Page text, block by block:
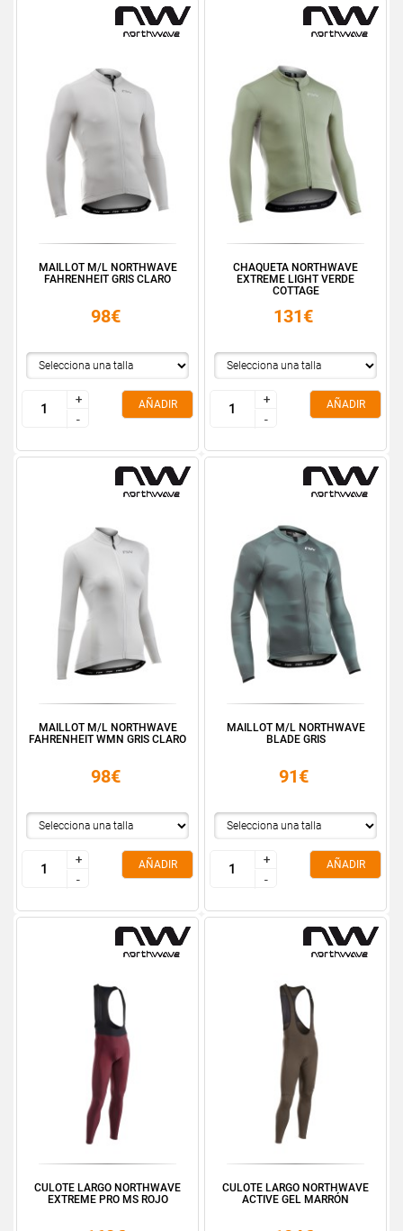
MAILLOT M/L NORTHWAVE
FAHRENHEIT GRIS CLARO
98€
+
-
+
-
AÑADIR
CHAQUETA NORTHWAVE
EXTREME LIGHT VERDE
COTTAGE
131€
+
-
+
-
AÑADIR
MAILLOT M/L NORTHWAVE
FAHRENHEIT WMN GRIS CLARO
98€
+
-
+
-
AÑADIR
MAILLOT M/L NORTHWAVE
BLADE GRIS
91€
+
-
+
-
AÑADIR
CULOTE LARGO NORTHWAVE
EXTREME PRO MS ROJO
CULOTE LARGO NORTHWAVE
ACTIVE GEL MARRÓN